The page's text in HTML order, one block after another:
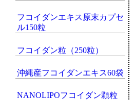
フコイダンエキス原末カプセ
ル150粒
フコイダン粒（250粒）
沖縄産フコイダンエキス60袋
NANOLIPOフコイダン顆粒